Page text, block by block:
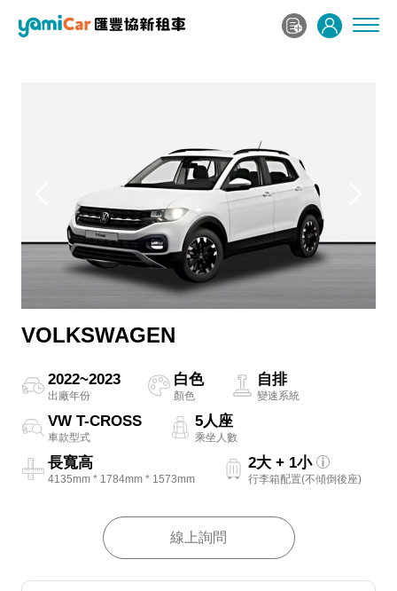
VOLKSWAGEN
2022~2023
出廠年份
白色
顏色
自排
變速系統
VW T-CROSS
車款型式
5人座
乘坐人數
長寬高
4135mm * 1784mm * 1573mm
2大 + 1小
行李箱配置(不傾倒後座)
線上詢問